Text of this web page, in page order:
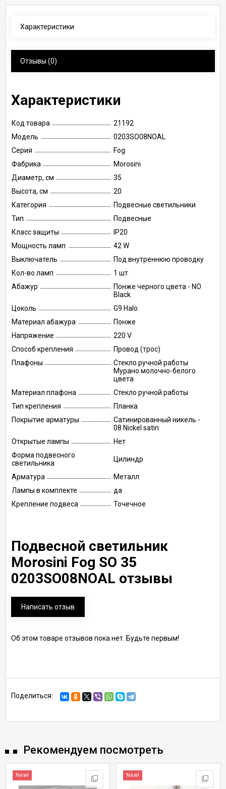
Характеристики
Отзывы (0)
Характеристики
Код товара
21192
Модель
0203SO08NOAL
Серия
Fog
Фабрика
Morosini
Диаметр, см
35
Высота, см
20
Категория
Подвесные светильники
Тип
Подвесные
Класс защиты
IP20
Мощность ламп
42 W
Выключатель
Под внутреннюю проводку
Кол-во ламп
1 шт
Абажур
Понже черного цвета - NO
Black
Цоколь
G9 Halo.
Материал абажура
Понже
Напряжение
220 V
Способ крепления
Провод (трос)
Плафоны
Стекло ручной работы
Мурано молочно-белого
цвета
Материал плафона
Стекло ручной работы
Тип крепления
Планка
Покрытие арматуры
Сатинированный никель -
08 Nickel satin
Открытые лампы
Нет
Форма подвесного
светильника
Цилиндр
Арматура
Металл
Лампы в комплекте
да
Крепление подвеса
Точечное
Подвесной светильник
Morosini Fog SO 35
0203SO08NOAL отзывы
Написать отзыв
Об этом товаре отзывов пока нет. Будьте первым!
Поделиться:
Рекомендуем посмотреть
New! New!